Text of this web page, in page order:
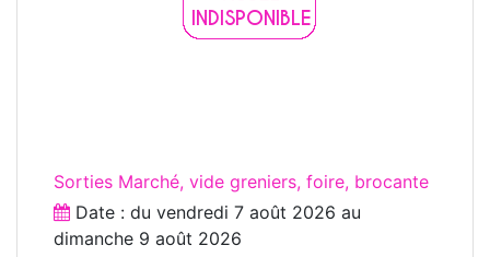
Sorties Marché, vide greniers, foire, brocante
Date : du vendredi 7 août 2026 au
dimanche 9 août 2026